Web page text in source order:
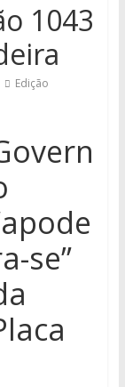
1043
Edição
se”